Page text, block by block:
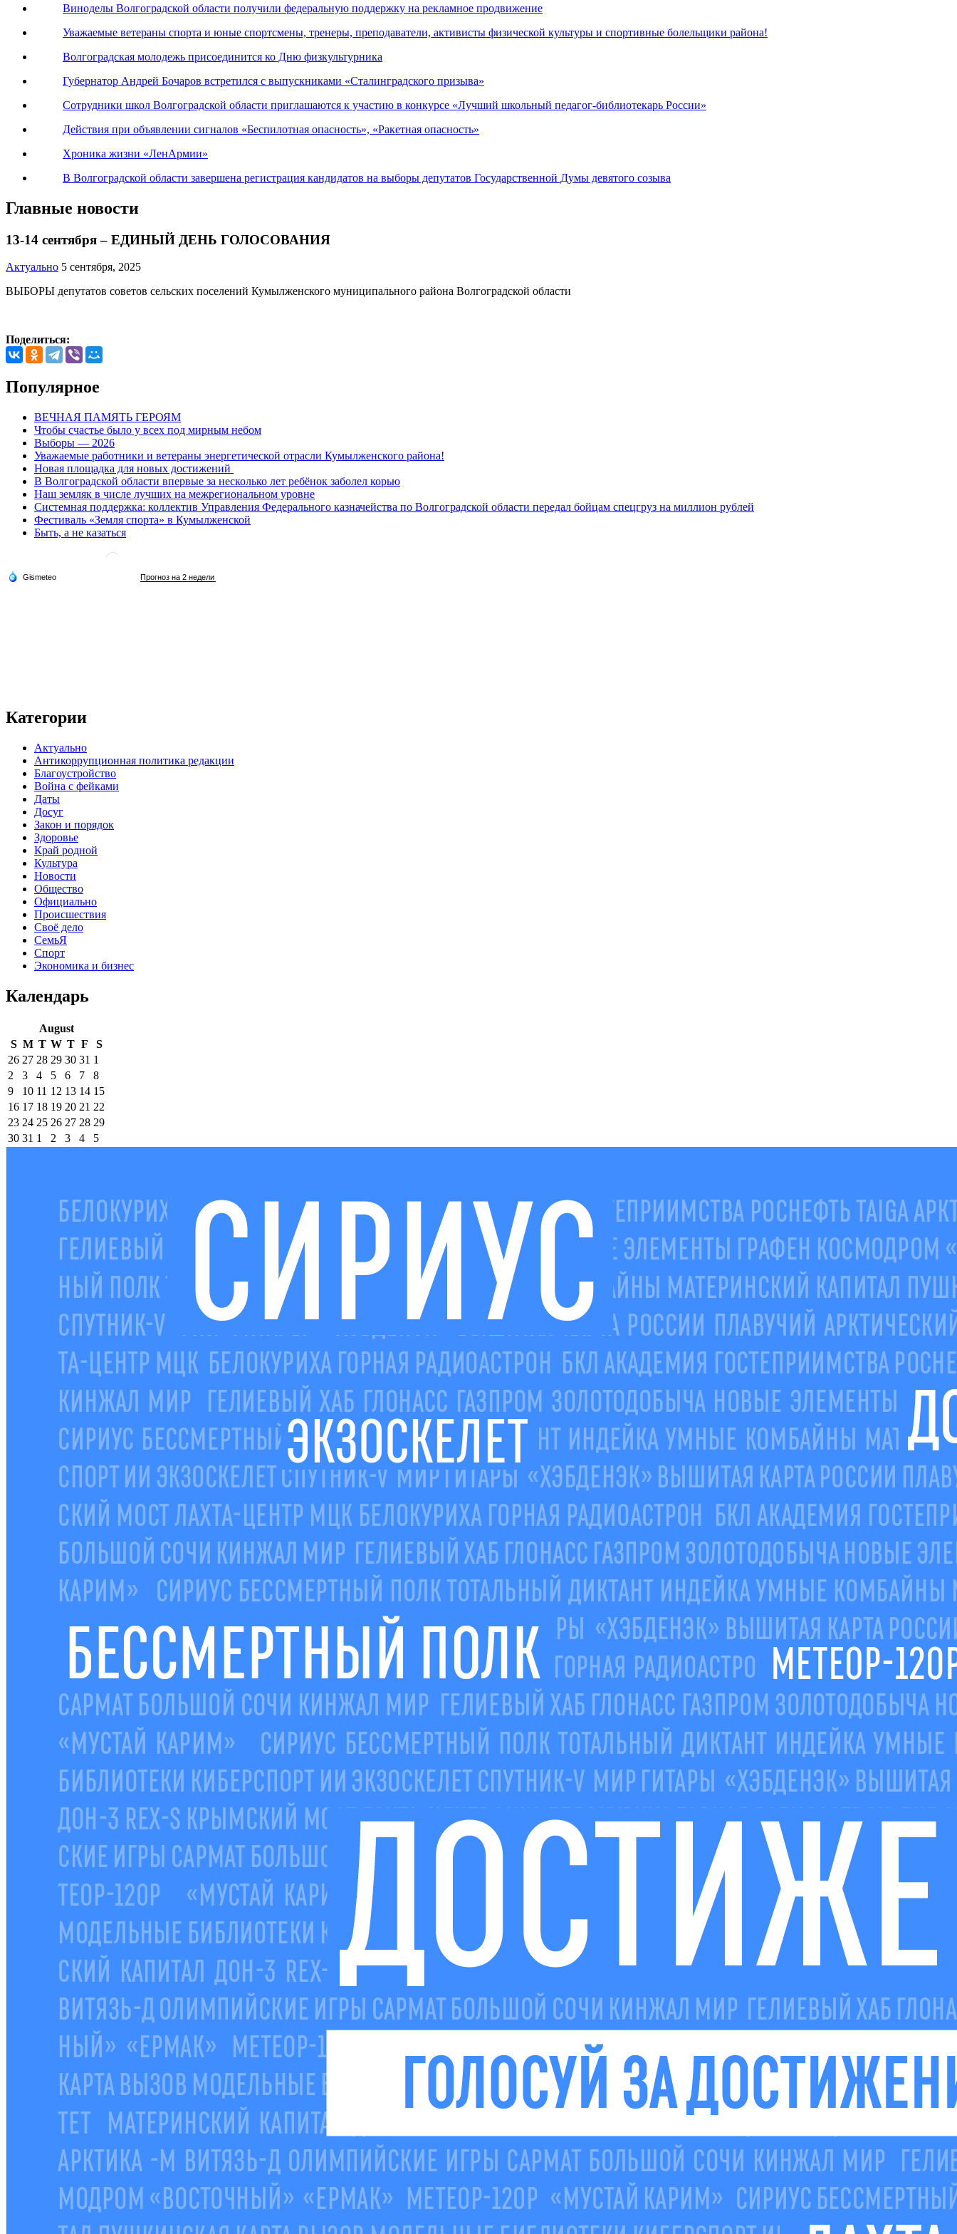
Виноделы Волгоградской области получили федеральную поддержку на рекламное продвижение
Уважаемые ветераны спорта и юные спортсмены, тренеры, преподаватели, активисты физической культуры и спортивные болельщики района!
Волгоградская молодежь присоединится ко Дню физкультурника
Губернатор Андрей Бочаров встретился с выпускниками «Сталинградского призыва»
Сотрудники школ Волгоградской области приглашаются к участию в конкурсе «Лучший школьный педагог-библиотекарь России»
Действия при объявлении сигналов «Беспилотная опасность», «Ракетная опасность»
Хроника жизни «ЛенАрмии»
В Волгоградской области завершена регистрация кандидатов на выборы депутатов Государственной Думы девятого созыва
Главные новости
13-14 сентября – ЕДИНЫЙ ДЕНЬ ГОЛОСОВАНИЯ
Актуально 5 сентября, 2025
ВЫБОРЫ депутатов советов сельских поселений Кумылженского муниципального района Волгоградской области
Поделиться:
Популярное
ВЕЧНАЯ ПАМЯТЬ ГЕРОЯМ
Чтобы счастье было у всех под мирным небом
Выборы — 2026
Уважаемые работники и ветераны энергетической отрасли Кумылженского района!
Новая площадка для новых достижений
В Волгоградской области впервые за несколько лет ребёнок заболел корью
Наш земляк в числе лучших на межрегиональном уровне
Системная поддержка: коллектив Управления Федерального казначейства по Волгоградской области передал бойцам спецгруз на миллион рублей
Фестиваль «Земля спорта» в Кумылженской
Быть, а не казаться
Категории
Актуально
Антикоррупционная политика редакции
Благоустройство
Война с фейками
Даты
Досуг
Закон и порядок
Здоровье
Край родной
Культура
Новости
Общество
Официально
Происшествия
Своё дело
СемьЯ
Спорт
Экономика и бизнес
Календарь
August
S M T W T F
S
26 27 28 29 30 31 1
2
3 4 5 6 7
8
9
10 11 12 13 14 15
16 17 18 19 20 21 22
23 24 25 26 27 28 29
30 31 1 2 3 4 5